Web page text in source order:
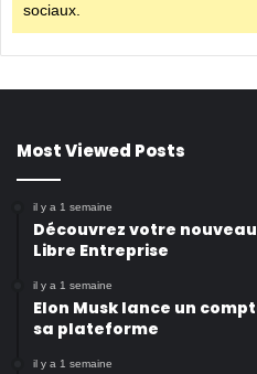
sociaux.
Most Viewed Posts
il y a 1 semaine
Découvrez votre
Libre Entreprise
il y a 1 semaine
Elon Musk lance un
sa plateforme
il y a 1 semaine